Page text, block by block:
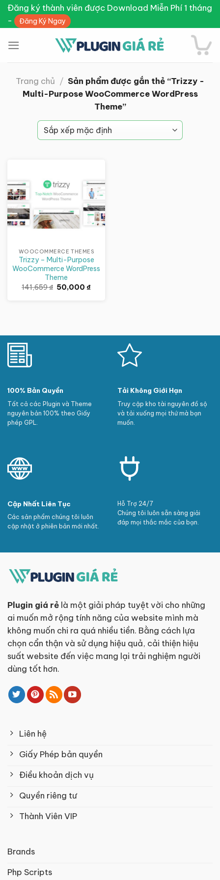
Skip
content
Đăng ký thành viên được Download Miễn Phí 1 tháng
-
Đăng Ký Ngay
Trang chủ / Sản phẩm được gắn thẻ “Trizzy -
Multi-Purpose WooCommerce WordPress
Theme”
WOOCOMMERCE THEMES
Trizzy – Multi-Purpose
WooCommerce WordPress
Theme
141,659₫ Giá
gốc
50,000₫Giá
100% Bản Quyền
Tất cả các Plugin và Theme
nguyên bản 100% theo Giấy
phép GPL.
Tải Không Giới Hạn
Truy cập kho tài nguyên đồ sộ
và tải xuống mọi thứ mà bạn
muốn.
Cập Nhất Liên Tục
Các sản phẩm chúng tôi luôn
cập nhật ở phiên bản mới nhất.
Hỗ Trợ 24/7
Chúng tôi luôn sẵn sàng giải
đáp mọi thắc mắc của bạn.
Plugin giá rẻ là một giải pháp tuyệt vời cho những
ai muốn mở rộng tính năng của website mình mà
không muốn chi ra quá nhiều tiền. Bằng cách lựa
chọn cẩn thận và sử dụng hiệu quả, cải thiện hiệu
suất website đến việc mang lại trải nghiệm người
dùng tốt hơn.
Liên hệ
Giấy Phép bản quyền
Điều khoản dịch vụ
Quyền riêng tư
Thành Viên VIP
Brands
Php Scripts